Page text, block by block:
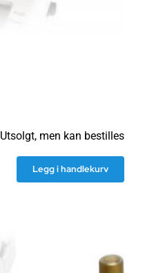
Utsolgt, men kan bestilles
Legg i handlekurv